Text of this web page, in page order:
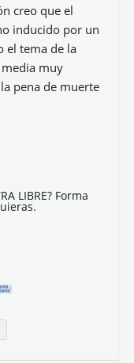
creo que el
inducido por un
el tema de la
muy
pena de muerte
LIBRE? Forma